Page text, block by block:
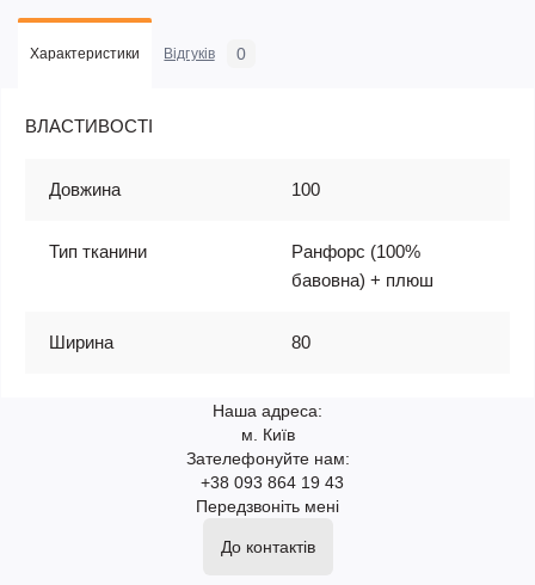
Характеристики Відгуків 0
ВЛАСТИВОСТІ
Довжина 100
Тип тканини
Ранфорс (100%
бавовна) + плюш
Ширина 80
Наша адреса:
м. Київ
Зателефонуйте нам:
+38 093 864 19 43
Передзвоніть мені
До контактів